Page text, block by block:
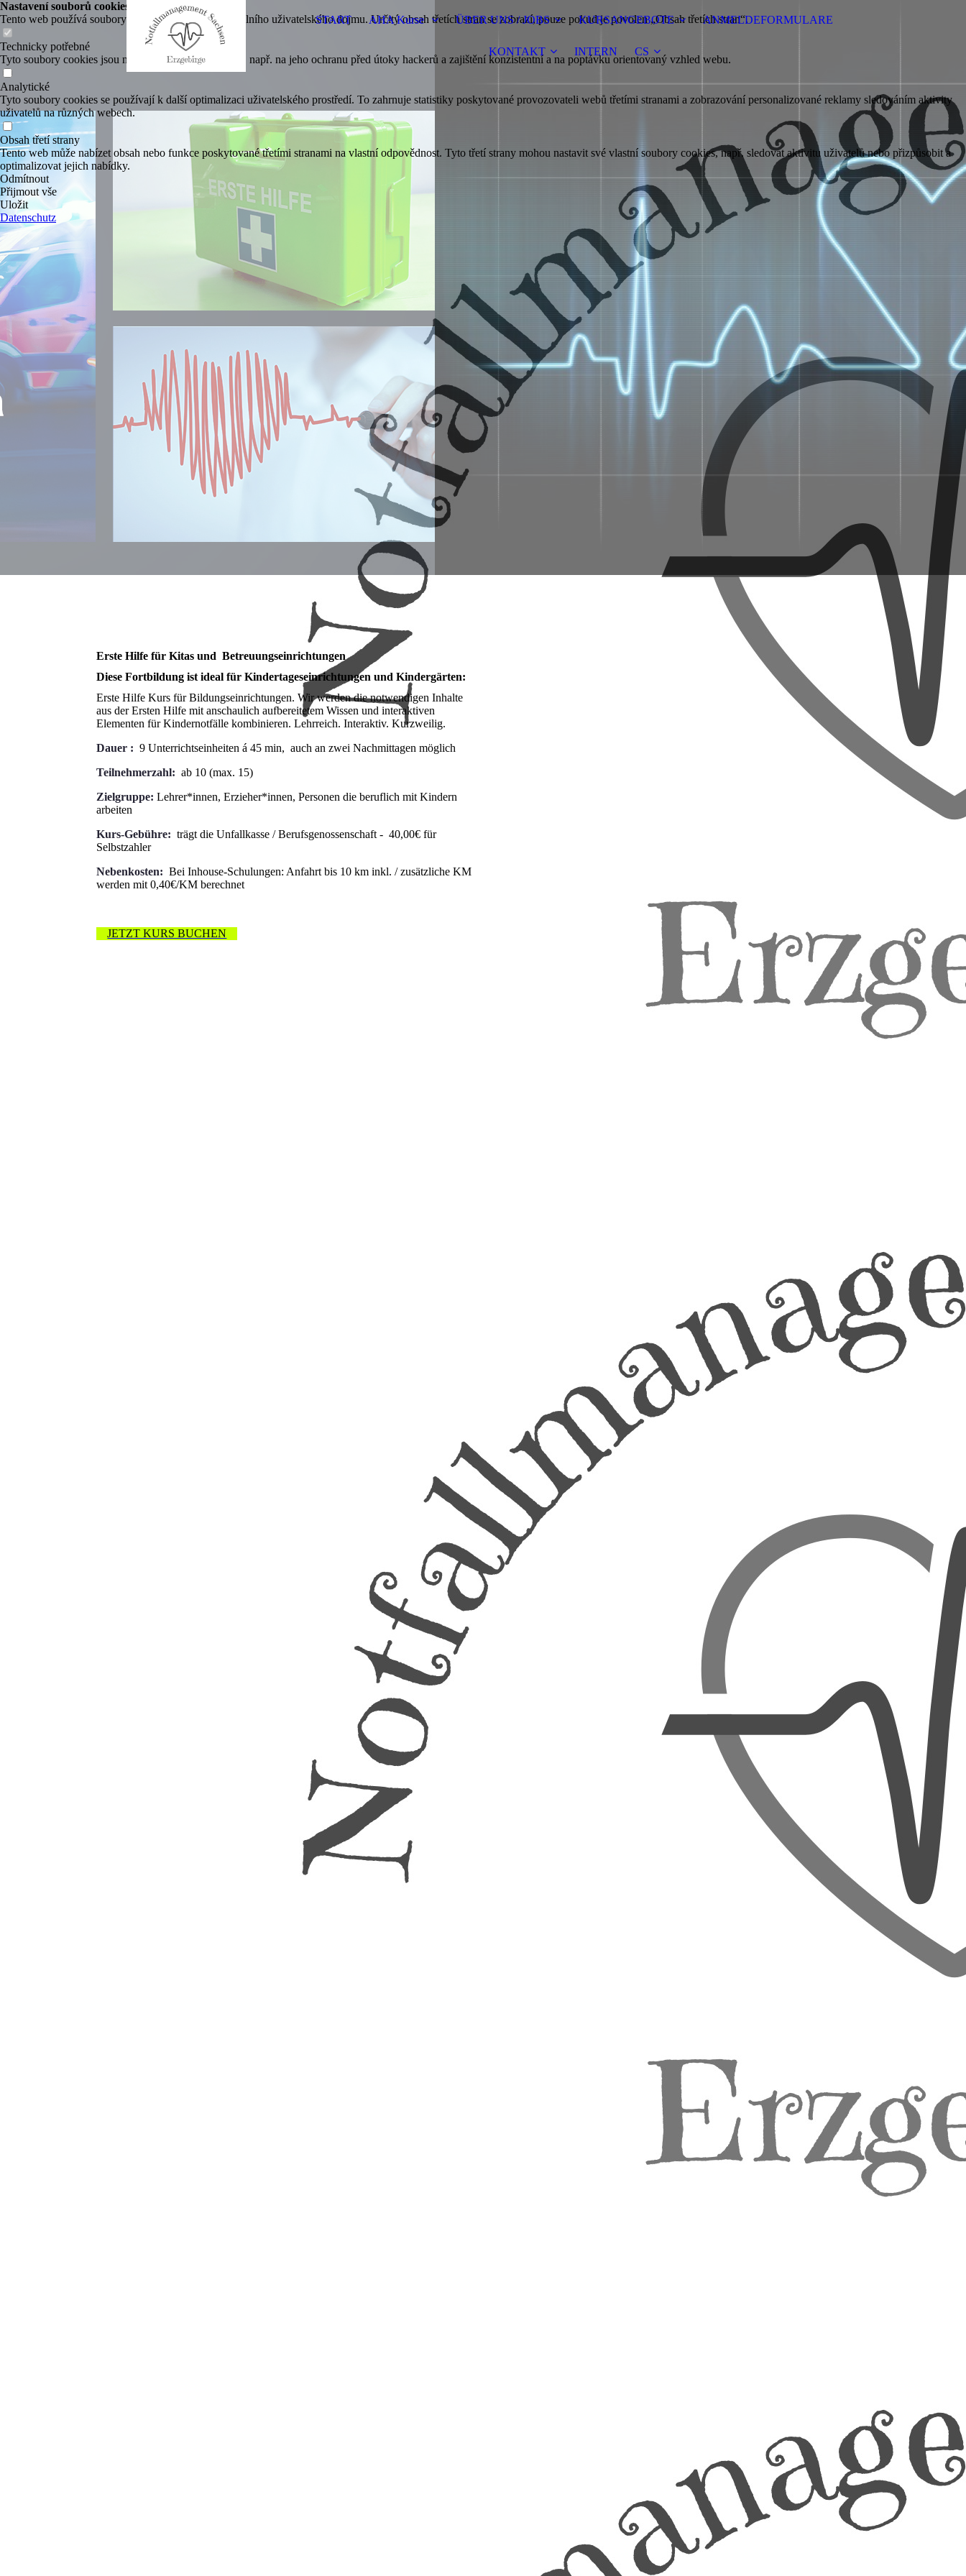
START AHA Kurse ÜBER UNS / JOBS KURSANGEBOTE ANMELDEFORMULARE
KONTAKT INTERN CS
Erste Hilfe für Kitas und Betreuungs­­einrichtungen
Diese Fortbildung ist ideal für Kindertageseinrichtungen und Kindergärten:
Erste Hilfe Kurs für Bildungseinrichtungen. Wir werden die notwendigen Inhalte
aus der Ersten Hilfe mit anschaulich aufbereitetem Wissen und interaktiven
Elementen für Kindernotfälle kombinieren. Lehrreich. Interaktiv. Kurzweilig.
Dauer :9 Unterrichtseinheiten á 45 min, auch an zwei Nachmittagen möglich
Teilnehmerzahl: ab 10 (max. 15)
Zielgruppe:Lehrer*innen, Erzieher*innen, Personen die beruflich mit Kindern
arbeiten
Kurs-Gebühre: trägt die Unfallkasse / Berufsgenossenschaft - 40,00€ für
Selbstzahler
Nebenkosten: Bei Inhouse-Schulungen: Anfahrt bis 10 km inkl. / zusätzliche KM
werden mit 0,40€/KM berechnet
JETZT KURS BUCHEN
Nastavení souborů cookies
Tento web používá soubory cookies k zajištění optimálního uživatelského dojmu. Určitý obsah třetích stran se zobrazí, pouze pokud je povolen „Obsah třetích stran“.
Technicky potřebné
Tyto soubory cookies jsou nezbytné pro provoz webu, např. na jeho ochranu před útoky hackerů a zajištění konzistentní a na poptávku orientovaný vzhled webu.
Analytické
Tyto soubory cookies se používají k další optimalizaci uživatelského prostředí. To zahrnuje statistiky poskytované provozovateli webů třetími stranami a zobrazování personalizované reklamy sledováním aktivity
uživatelů na různých webech.
Obsah třetí strany
Tento web může nabízet obsah nebo funkce poskytované třetími stranami na vlastní odpovědnost. Tyto třetí strany mohou nastavit své vlastní soubory cookies, např. sledovat aktivitu uživatelů nebo přizpůsobit a
optimalizovat jejich nabídky.
Odmítnout
Přijmout vše
Uložit
Datenschutz